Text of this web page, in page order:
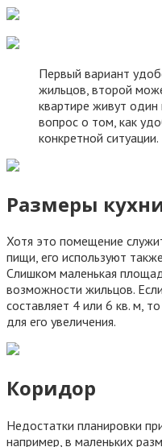
Первый вариант
жильцов, второй
квартире живут
вопрос о том, как
конкретной ситуации.
Размеры
Хотя это помещение
пищи, его используют
Слишком маленькая
возможности жильцов.
составляет 4 или 6 кв. м,
для его увеличения.
Коридор
Недостатки планировки
например, в маленьких